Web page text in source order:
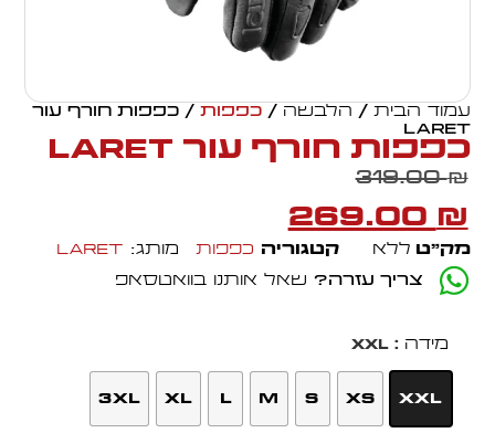
עמוד הבית / הלבשה /כפפות / כפפות חורף עור
LARET
כפפות חורף עור LARET
319.00₪
269.00 ₪
מק״ט ללא קטגוריה כפפות מותג:Laret
צריך עזרה? שאל אותנו בוואטסאפ
מידה : XXL
XXL
XS
S
M
L
XL
3XL